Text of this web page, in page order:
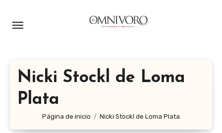
Nicki Stockl de Loma
Plata
Página de inicio Nicki Stockl de Loma Plata